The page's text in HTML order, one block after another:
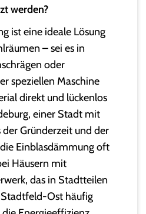
werden?
ist eine ideale Lösung
– sei es in
oder
speziellen Maschine
direkt und lückenlos
einer Stadt mit
der Gründerzeit und der
Einblasdämmung oft
Häusern mit
das in Stadtteilen
Ost häufig